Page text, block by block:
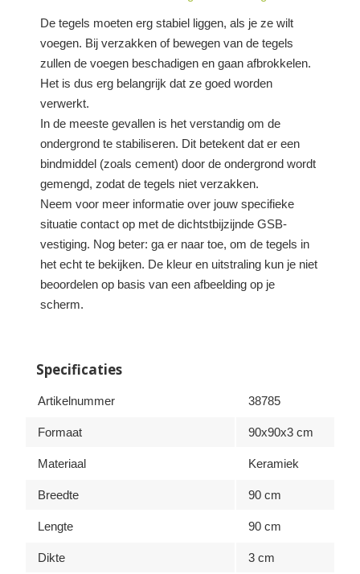
De tegels moeten erg stabiel liggen, als je ze wilt
voegen. Bij verzakken of bewegen van de tegels
zullen de voegen beschadigen en gaan afbrokkelen.
Het is dus erg belangrijk dat ze goed worden
verwerkt.
In de meeste gevallen is het verstandig om de
ondergrond te stabiliseren. Dit betekent dat er een
bindmiddel (zoals cement) door de ondergrond wordt
gemengd, zodat de tegels niet verzakken.
Neem voor meer informatie over jouw specifieke
situatie contact op met de dichtstbijzijnde GSB-
vestiging. Nog beter: ga er naar toe, om de tegels in
het echt te bekijken. De kleur en uitstraling kun je niet
beoordelen op basis van een afbeelding op je
scherm.
Specificaties
Artikelnummer 38785
Formaat 90x90x3 cm
Materiaal Keramiek
Breedte 90 cm
Lengte 90 cm
Dikte 3 cm